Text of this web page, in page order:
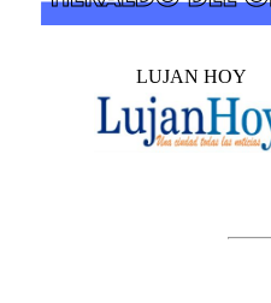
LUJAN HOY